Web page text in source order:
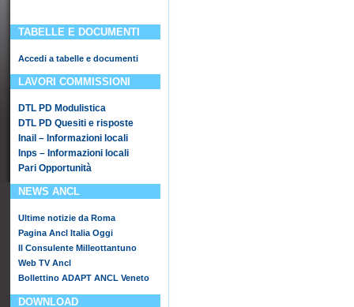
TABELLE E DOCUMENTI
Accedi a tabelle e documenti
LAVORI COMMISSIONI
DTL PD Modulistica
DTL PD Quesiti e risposte
Inail – Informazioni locali
Inps – Informazioni locali
Pari Opportunità
NEWS ANCL
Ultime notizie da Roma
Pagina Ancl Italia Oggi
Il Consulente Milleottantuno
Web TV Ancl
Bollettino ADAPT ANCL Veneto
DOWNLOAD